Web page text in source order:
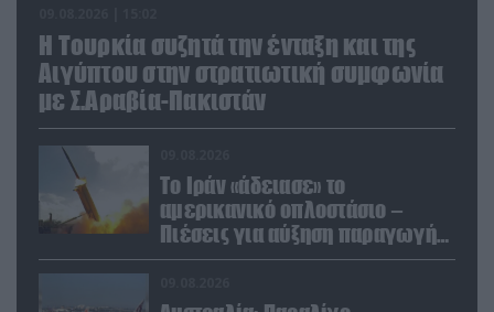
Η Τουρκία συζητά την ένταξη και της
Αιγύπτου στην στρατιωτική συμφωνία
με Σ.Αραβία-Πακιστάν
Το Ιράν «άδειασε» το
αμερικανικό οπλοστάσιο –
Πιέσεις για αύξηση παραγωγής
Patriot και THAAD